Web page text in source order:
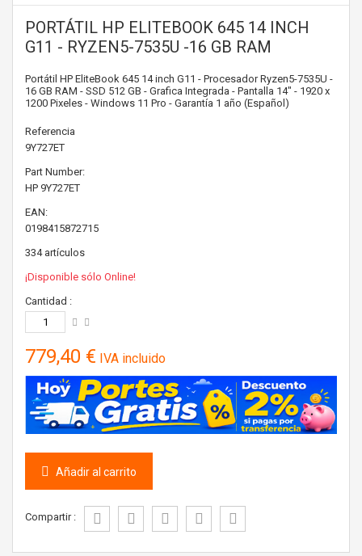
PORTÁTIL HP ELITEBOOK 645 14 INCH
G11 - RYZEN5-7535U -16 GB RAM
Portátil HP EliteBook 645 14 inch G11 - Procesador Ryzen5-7535U -
16 GB RAM - SSD 512 GB - Grafica Integrada - Pantalla 14" - 1920 x
1200 Pixeles - Windows 11 Pro - Garantía 1 año (Español)
Referencia
9Y727ET
Part Number:
HP 9Y727ET
EAN:
0198415872715
334 artículos
¡Disponible sólo Online!
Cantidad :
779,40 € IVA incluido
Añadir al carrito
Compartir :